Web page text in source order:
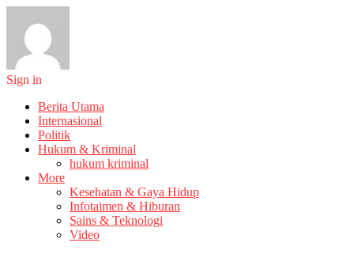
Sign in
Berita Utama
Internasional
Politik
Hukum & Kriminal
hukum kriminal
More
Kesehatan & Gaya Hidup
Infotaimen & Hiburan
Sains & Teknologi
Video